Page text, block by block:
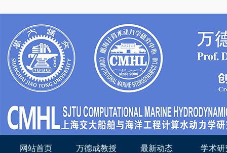
网站首页 万德成教授 最新动态 学术研